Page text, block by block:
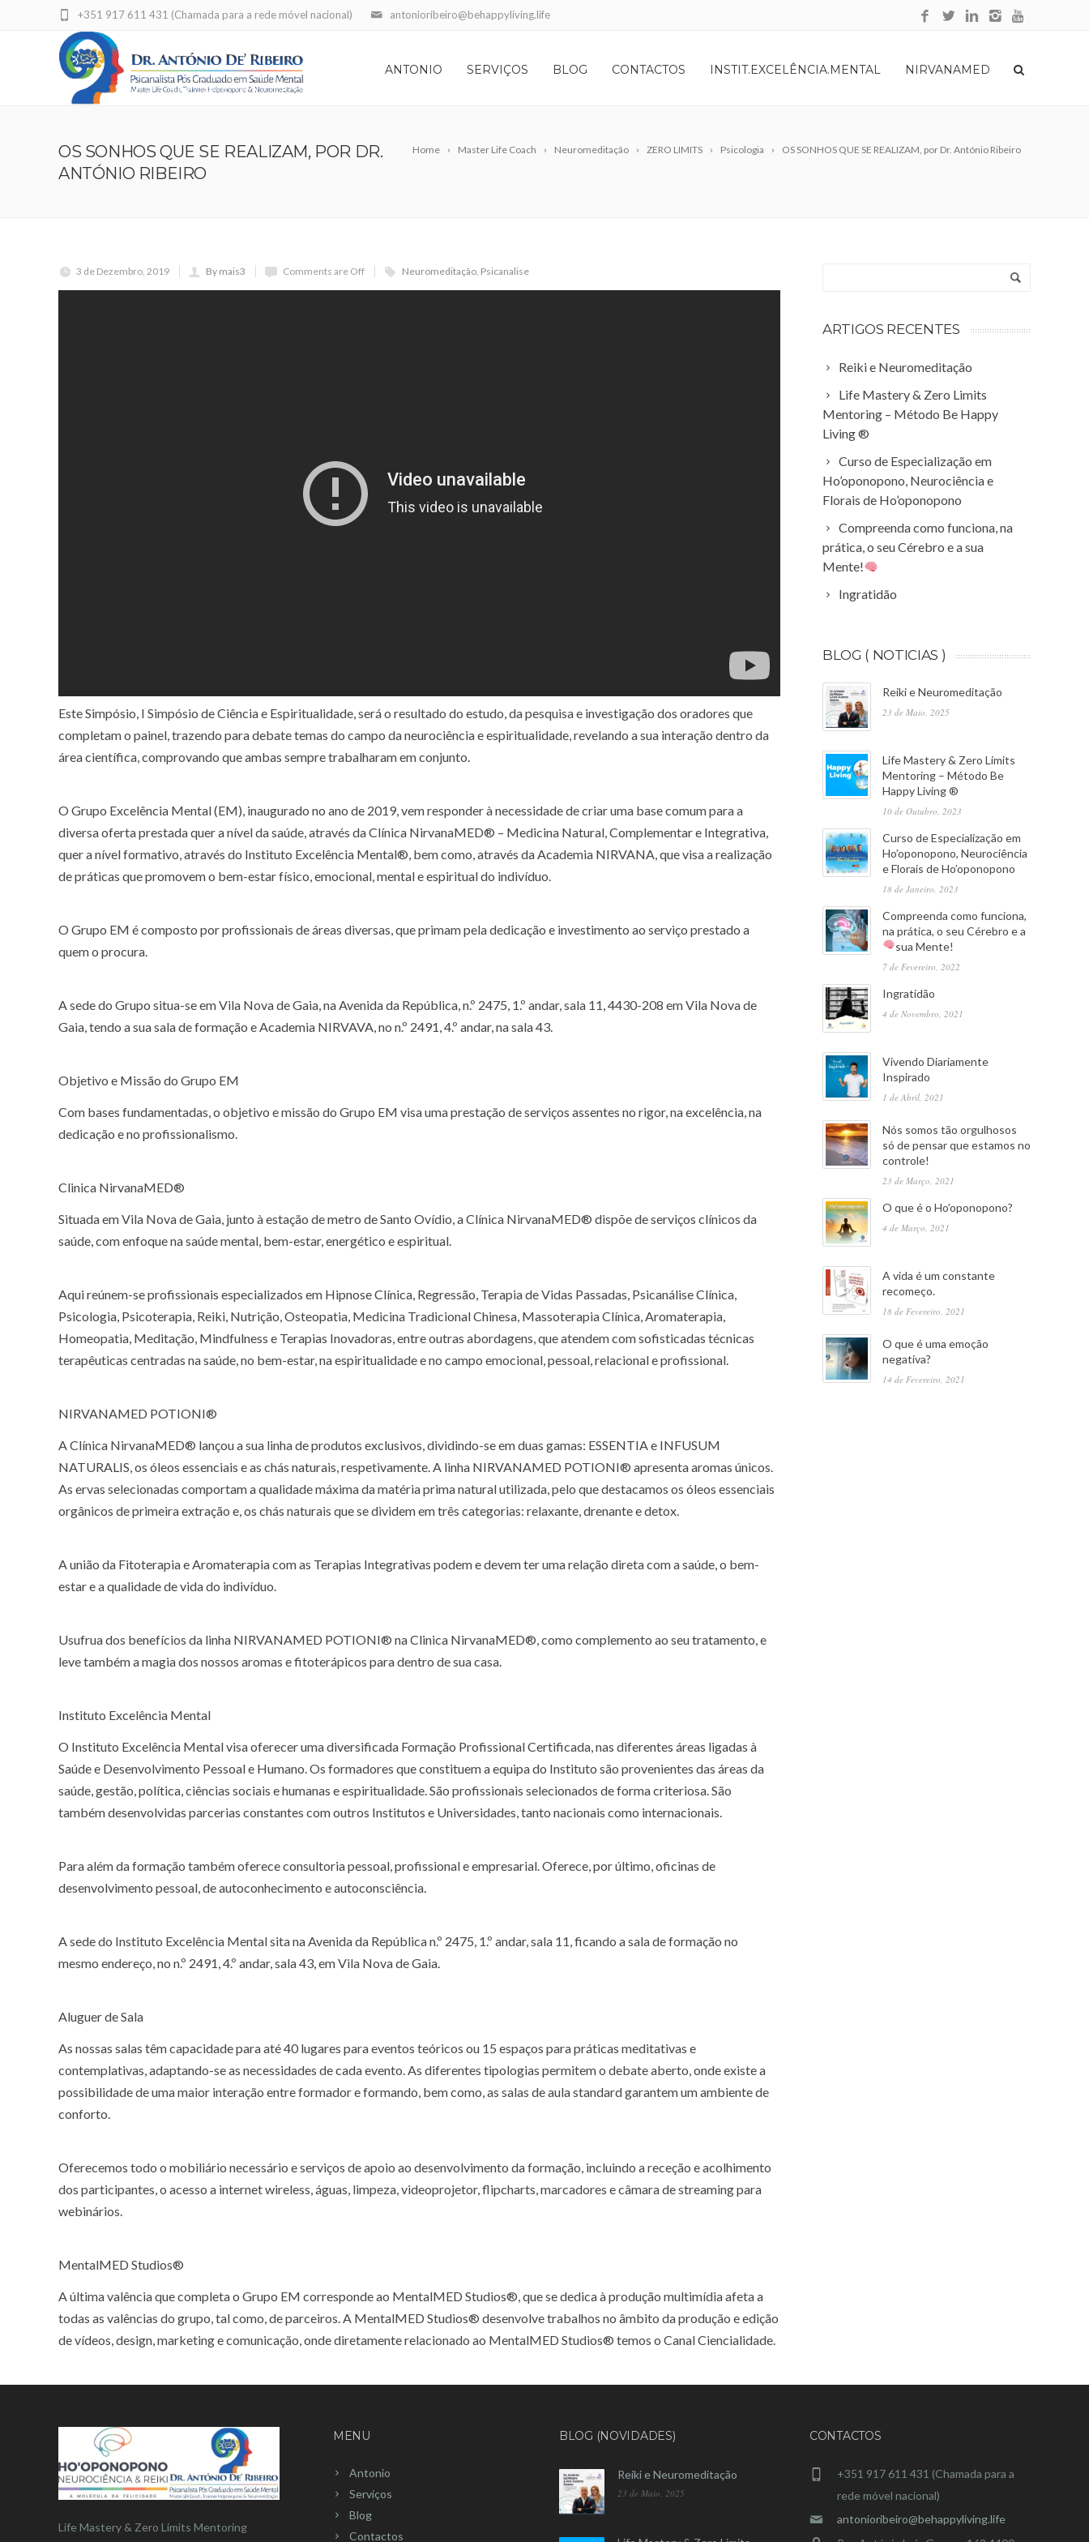
antonioribeiro@behappyliving.life
+351 917 611 431 (Chamada para a rede móvel nacional)
ANTONIO SERVIÇOS BLOG CONTACTOS INSTIT.EXCELÊNCIA.MENTAL NIRVANAMED
Home Master Life Coach Neuromeditação ZERO LIMITS Psicologia OS SONHOS QUE SE REALIZAM, por Dr. António Ribeiro
OS SONHOS QUE SE REALIZAM, POR DR.
ANTÓNIO RIBEIRO
3 de Dezembro, 2019 By mais3 Comments are Off Neuromeditação, Psicanalise
Este Simpósio, I Simpósio de Ciência e Espiritualidade, será o resultado do estudo, da pesquisa e investigação dos oradores que
completam o painel, trazendo para debate temas do campo da neurociência e espiritualidade, revelando a sua interação dentro da
área científica, comprovando que ambas sempre trabalharam em conjunto.
O Grupo Excelência Mental (EM), inaugurado no ano de 2019, vem responder à necessidade de criar uma base comum para a
diversa oferta prestada quer a nível da saúde, através da Clínica NirvanaMED® – Medicina Natural, Complementar e Integrativa,
quer a nível formativo, através do Instituto Excelência Mental®, bem como, através da Academia NIRVANA, que visa a realização
de práticas que promovem o bem-estar físico, emocional, mental e espiritual do indivíduo.
O Grupo EM é composto por profissionais de áreas diversas, que primam pela dedicação e investimento ao serviço prestado a
quem o procura.
A sede do Grupo situa-se em Vila Nova de Gaia, na Avenida da República, n.º 2475, 1.º andar, sala 11, 4430-208 em Vila Nova de
Gaia, tendo a sua sala de formação e Academia NIRVAVA, no n.º 2491, 4.º andar, na sala 43.
Objetivo e Missão do Grupo EM
Com bases fundamentadas, o objetivo e missão do Grupo EM visa uma prestação de serviços assentes no rigor, na excelência, na
dedicação e no profissionalismo.
Clinica NirvanaMED®
Situada em Vila Nova de Gaia, junto à estação de metro de Santo Ovídio, a Clínica NirvanaMED® dispõe de serviços clínicos da
saúde, com enfoque na saúde mental, bem-estar, energético e espiritual.
Aqui reúnem-se profissionais especializados em Hipnose Clínica, Regressão, Terapia de Vidas Passadas, Psicanálise Clínica,
Psicologia, Psicoterapia, Reiki, Nutrição, Osteopatia, Medicina Tradicional Chinesa, Massoterapia Clínica, Aromaterapia,
Homeopatia, Meditação, Mindfulness e Terapias Inovadoras, entre outras abordagens, que atendem com sofisticadas técnicas
terapêuticas centradas na saúde, no bem-estar, na espiritualidade e no campo emocional, pessoal, relacional e profissional.
NIRVANAMED POTIONI®
A Clínica NirvanaMED® lançou a sua linha de produtos exclusivos, dividindo-se em duas gamas: ESSENTIA e INFUSUM
NATURALIS, os óleos essenciais e as chás naturais, respetivamente. A linha NIRVANAMED POTIONI® apresenta aromas únicos.
As ervas selecionadas comportam a qualidade máxima da matéria prima natural utilizada, pelo que destacamos os óleos essenciais
orgânicos de primeira extração e, os chás naturais que se dividem em três categorias: relaxante, drenante e detox.
A união da Fitoterapia e Aromaterapia com as Terapias Integrativas podem e devem ter uma relação direta com a saúde, o bem-
estar e a qualidade de vida do indivíduo.
Usufrua dos benefícios da linha NIRVANAMED POTIONI® na Clinica NirvanaMED®, como complemento ao seu tratamento, e
leve também a magia dos nossos aromas e fitoterápicos para dentro de sua casa.
Instituto Excelência Mental
O Instituto Excelência Mental visa oferecer uma diversificada Formação Profissional Certificada, nas diferentes áreas ligadas à
Saúde e Desenvolvimento Pessoal e Humano. Os formadores que constituem a equipa do Instituto são provenientes das áreas da
saúde, gestão, política, ciências sociais e humanas e espiritualidade. São profissionais selecionados de forma criteriosa. São
também desenvolvidas parcerias constantes com outros Institutos e Universidades, tanto nacionais como internacionais.
Para além da formação também oferece consultoria pessoal, profissional e empresarial. Oferece, por último, oficinas de
desenvolvimento pessoal, de autoconhecimento e autoconsciência.
A sede do Instituto Excelência Mental sita na Avenida da República n.º 2475, 1.º andar, sala 11, ficando a sala de formação no
mesmo endereço, no n.º 2491, 4.º andar, sala 43, em Vila Nova de Gaia.
Aluguer de Sala
As nossas salas têm capacidade para até 40 lugares para eventos teóricos ou 15 espaços para práticas meditativas e
contemplativas, adaptando-se as necessidades de cada evento. As diferentes tipologias permitem o debate aberto, onde existe a
possibilidade de uma maior interação entre formador e formando, bem como, as salas de aula standard garantem um ambiente de
conforto.
Oferecemos todo o mobiliário necessário e serviços de apoio ao desenvolvimento da formação, incluindo a receção e acolhimento
dos participantes, o acesso a internet wireless, águas, limpeza, videoprojetor, flipcharts, marcadores e câmara de streaming para
webinários.
MentalMED Studios®
A última valência que completa o Grupo EM corresponde ao MentalMED Studios®, que se dedica à produção multimídia afeta a
todas as valências do grupo, tal como, de parceiros. A MentalMED Studios® desenvolve trabalhos no âmbito da produção e edição
de vídeos, design, marketing e comunicação, onde diretamente relacionado ao MentalMED Studios® temos o Canal Ciencialidade.
ARTIGOS RECENTES
Reiki e Neuromeditação
Life Mastery & Zero Limits
Mentoring – Método Be Happy
Living ®
Curso de Especialização em
Ho’oponopono, Neurociência e
Florais de Ho’oponopono
Compreenda como funciona, na
prática, o seu Cérebro e a sua
Mente!
Ingratidão
BLOG ( NOTICIAS )
Reiki e Neuromeditação
23 de Maio, 2025
Life Mastery & Zero Limits
Mentoring – Método Be
Happy Living ®
10 de Outubro, 2023
Curso de Especialização em
Ho’oponopono, Neurociência
e Florais de Ho’oponopono
18 de Janeiro, 2023
Compreenda como funciona,
na prática, o seu Cérebro e a
sua Mente!
7 de Fevereiro, 2022
Ingratidão
4 de Novembro, 2021
Vivendo Diariamente
Inspirado
1 de Abril, 2021
Nós somos tão orgulhosos
só de pensar que estamos no
controle!
23 de Março, 2021
O que é o Ho’oponopono?
4 de Março, 2021
A vida é um constante
recomeço.
18 de Fevereiro, 2021
O que é uma emoção
negativa?
14 de Fevereiro, 2021
Life Mastery & Zero Limits Mentoring
MENU
Antonio
Serviços
Blog
Contactos
BLOG (NOVIDADES)
Reiki e Neuromeditação
23 de Maio, 2025
CONTACTOS
+351 917 611 431 (Chamada para a
rede móvel nacional)
antonioribeiro@behappyliving.life